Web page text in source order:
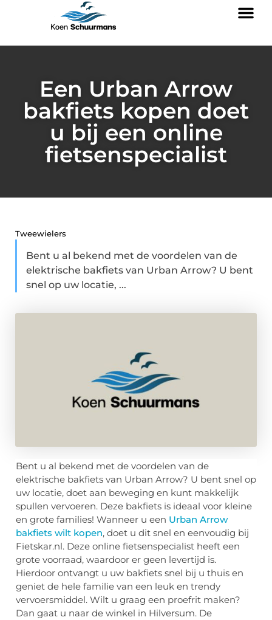
Een Urban Arrow
bakfiets kopen doet
u bij een online
fietsenspecialist
Tweewielers
Bent u al bekend met de voordelen van de
elektrische bakfiets van Urban Arrow? U bent
snel op uw locatie, ...
Bent u al bekend met de voordelen van de
elektrische bakfiets van Urban Arrow? U bent snel op
uw locatie, doet aan beweging en kunt makkelijk
spullen vervoeren. Deze bakfiets is ideaal voor kleine
en grote families! Wanneer u een Urban Arrow
bakfiets wilt kopen, doet u dit snel en eenvoudig bij
Fietskar.nl. Deze online fietsenspecialist heeft een
grote voorraad, waardoor er geen levertijd is.
Hierdoor ontvangt u uw bakfiets snel bij u thuis en
geniet de hele familie van een leuk en trendy
vervoersmiddel. Wilt u graag een proefrit maken?
Dan gaat u naar de winkel in Hilversum. De